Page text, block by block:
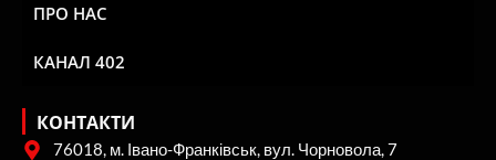
ПРО НАС
КАНАЛ 402
КОНТАКТИ
76018, м. Івано-Франківськ, вул. Чорновола, 7